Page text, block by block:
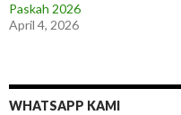
Paskah 2026
April 4, 2026
WHATSAPP KAMI